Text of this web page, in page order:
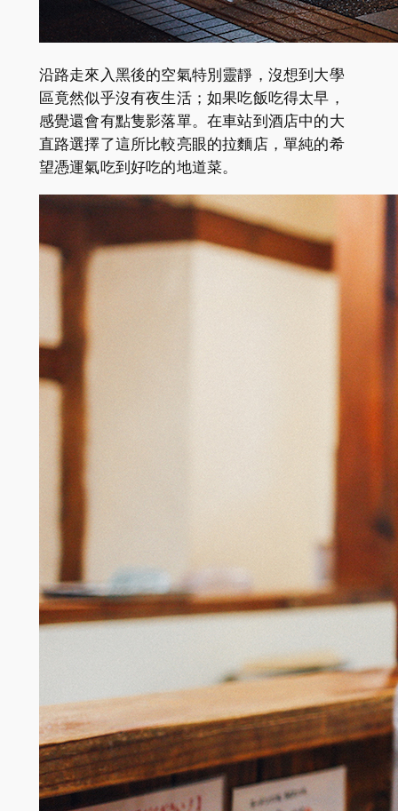
沿路走來入黑後的空氣特別靈靜，沒想到大學
區竟然似乎沒有夜生活；如果吃飯吃得太早，
感覺還會有點隻影落單。在車站到酒店中的大
直路選擇了這所比較亮眼的拉麵店，單純的希
望憑運氣吃到好吃的地道菜。